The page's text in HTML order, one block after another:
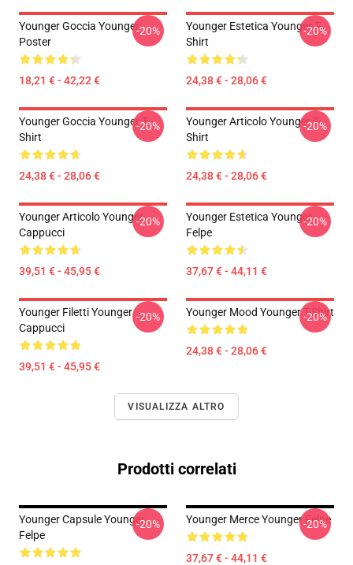
Younger Goccia Younger
Poster
18,21 € - 42,22 €
-20%
Younger Estetica Younger T-
Shirt
24,38 € - 28,06 €
-20%
Younger Goccia Younger T-
Shirt
24,38 € - 28,06 €
-20%
Younger Articolo Younger T-
Shirt
24,38 € - 28,06 €
-20%
Younger Articolo Younger
Cappucci
39,51 € - 45,95 €
-20%
Younger Estetica Younger
Felpe
37,67 € - 44,11 €
-20%
Younger Filetti Younger
Cappucci
39,51 € - 45,95 €
-20% Younger Mood Younger T-Shirt
24,38 € - 28,06 €
-20%
VISUALIZZA ALTRO
Prodotti correlati
Younger Capsule Younger
Felpe
-20% Younger Merce Younger Felpe
37,67 € - 44,11 €
-20%